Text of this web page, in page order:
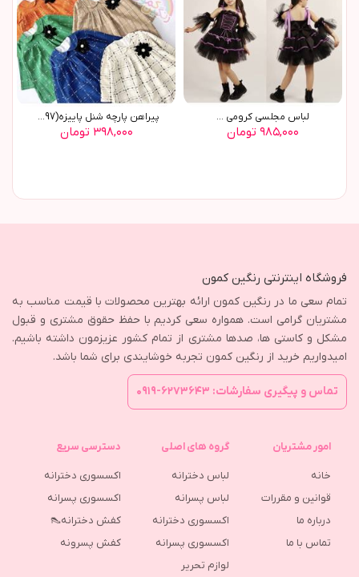
لباس مجلسی کرومی ...
۹۸۵,۰۰۰ تومان
پیراهن پارچه شنل پاییزه(8897)
۳۹۸,۰۰۰ تومان
فروشگاه اینترنتی رنگین کمون
تمام سعی ما در رنگین کمون ارائه بهترین محصولات با قیمت مناسب به
مشتریان گرامی است. همواره سعی کردیم با حفظ حقوق مشتری و قبول
مشکل و کاستی ها، صدها مشتری از تمام کشور عزیزمون داشته باشیم.
امیدواریم خرید از رنگین کمون تجربه خوشایندی برای شما باشد.
تماس و پیگیری سفارشات: ۶۲۷۳۶۴۳-۰۹۱۹
امور مشتریان
خانه
قوانین و مقررات
درباره ما
تماس با ما
گروه های اصلی
لباس دخترانه
لباس پسرانه
اکسسوری دخترانه
اکسسوری پسرانه
لوازم تحریر
دسترسی سریع
اکسسوری دخترانه
اکسسوری پسرانه
کفش دخترانه👠
كفش پسرونه